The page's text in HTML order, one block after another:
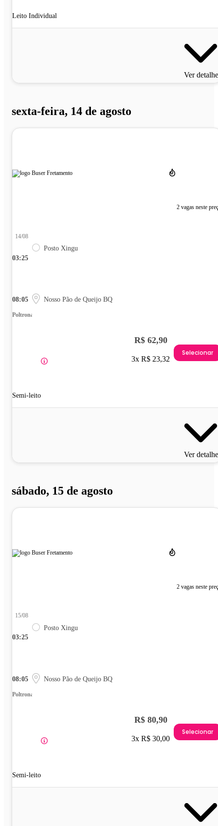
Leito Individual
Ver
sexta-feira, 14 de agosto
2 vagas neste
03:25
14/08
Posto Xingu
08:05 Nosso Pão de Queijo BQ
Poltrona
Semi-leito
R$ 62,90
3x R$ 23,32
Selecionar
Ver
sábado, 15 de agosto
2 vagas neste
03:25
15/08
Posto Xingu
08:05 Nosso Pão de Queijo BQ
Poltrona
Semi-leito
R$ 80,90
3x R$ 30,00
Selecionar